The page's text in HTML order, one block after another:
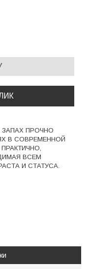
ЗАПАХ ПРОЧНО
В СОВРЕМЕННОЙ
ВСЕМ
И СТАТУСА.